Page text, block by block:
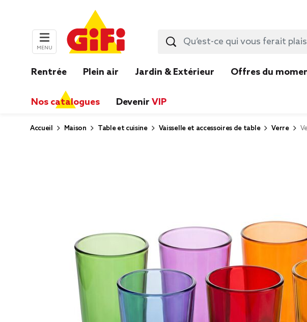
MENU
Rentrée Plein air Jardin & Extérieur Offres du
Nos catalogues Devenir VIP
Accueil Maison Table et cuisine Vaisselle et accessoires de table Verre